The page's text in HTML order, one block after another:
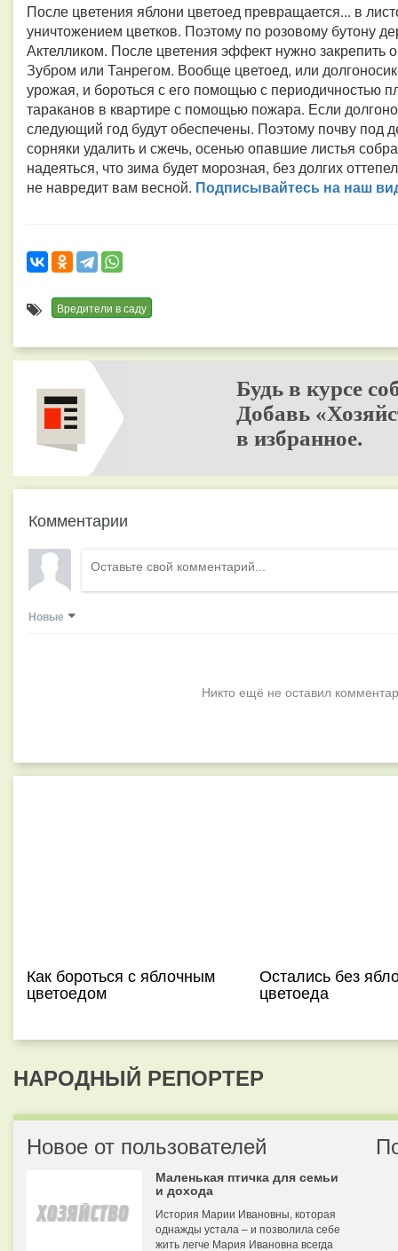
После цветения яблони цветоед превращается... в
уничтожением цветков. Поэтому по розовому бутону
Актелликом. После цветения эффект нужно
Зубром или Танрегом. Вообще цветоед, или
урожая, и бороться с его помощью с периодичностью
тараканов в квартире с помощью пожара. Если
следующий год будут обеспечены. Поэтому почву под
сорняки удалить и сжечь, осенью опавшие листья
надеяться, что зима будет морозная, без долгих
не навредит вам весной. Подписывайтесь на наш
Вредители в саду
Будь в курсе
Добавь
в избранное.
Комментарии
Новые
Никто ещё не оставил
Как бороться с яблочным
цветоедом
Остались без
цветоеда
НАРОДНЫЙ РЕПОРТЕР
Новое от пользователей
Маленькая птичка для семьи
и дохода
История Марии Ивановны, которая
однажды устала – и позволила себе
жить легче Мария Ивановна всегда